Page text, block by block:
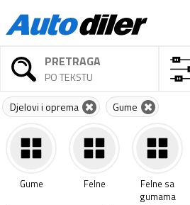
PRETRAGA
PO TEKSTU
Djelovi i oprema Gume
Gume Felne
Felne sa
gumama